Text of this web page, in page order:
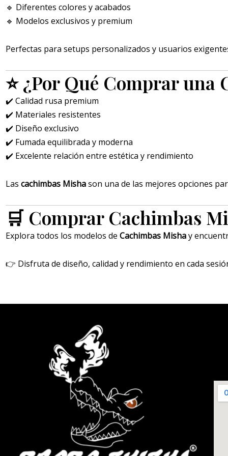
🔹 Diferentes colores y acabados
🔹 Modelos exclusivos y premium
Perfectas para setups personalizados y usuarios
⭐ ¿Por Qué Comprar una
✔️ Calidad rusa premium
✔️ Materiales resistentes
✔️ Diseño exclusivo
✔️ Fumada equilibrada y moderna
✔️ Excelente relación entre estética y rendimiento
Las cachimbas Mishason una de las mejores opciones
🛒 Comprar Cachimbas
Explora todos los modelos de Cachimbas Mishay
👉 Disfruta de diseño, calidad y rendimiento en cada